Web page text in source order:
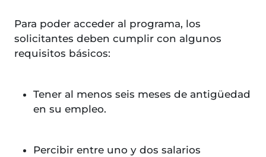
Para poder acceder al programa, los
solicitantes deben cumplir con algunos
requisitos básicos:
Tener al menos seis meses de antigüedad
en su empleo.
Percibir entre uno y dos salarios